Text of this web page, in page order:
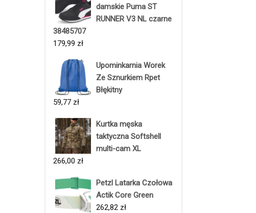
damskie Puma ST
RUNNER V3 NL czarne
38485707
179,99 zł
Upominkarnia Worek
Ze Sznurkiem Rpet
Błękitny
59,77 zł
Kurtka męska
taktyczna Softshell
multi-cam XL
266,00 zł
Petzl Latarka Czołowa
Actik Core Green
262,82 zł